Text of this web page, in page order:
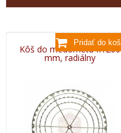
Kôš do medometu fi1200
mm, radiálny